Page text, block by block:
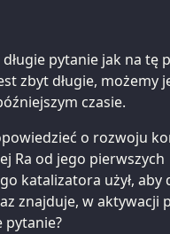
pytanie jak na tę
zbyt długie, możemy
czasie.
o rozwoju
Ra od jego pierwszych
katalizatora użył, aby
znajduje, w aktywacji
pytanie?